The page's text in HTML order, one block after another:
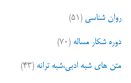
روان شناسی (۵۱)
دوره شکار مساله (۷۰)
متن های شبه ادبی،شبه ترانه (۴۳)